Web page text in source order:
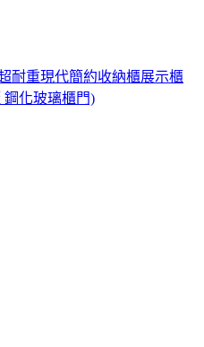
耐重現代簡約收納櫃展示櫃
鋼化玻璃櫃門)